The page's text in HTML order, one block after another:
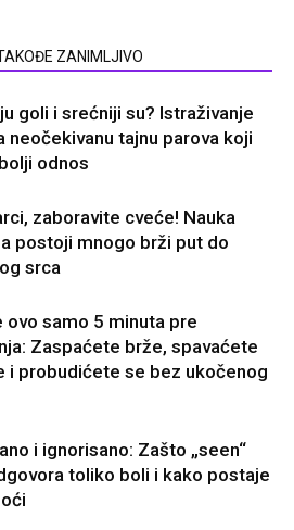
ZANIMLJIVO
goli i srećniji su? Istraživanje
neočekivanu tajnu parova koji
odnos
zaboravite cveće! Nauka
postoji mnogo brži put do
srca
ovo samo 5 minuta pre
Zaspaćete brže, spavaćete
i probudićete se bez ukočenog
i ignorisano: Zašto „seen“
toliko boli i kako postaje